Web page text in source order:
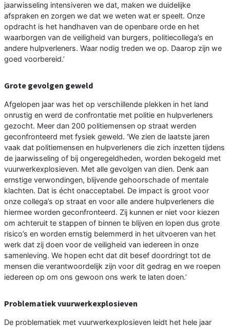
jaarwisseling intensiveren we dat, maken we duidelijke
afspraken en zorgen we dat we weten wat er speelt. Onze
opdracht is het handhaven van de openbare orde en het
waarborgen van de veiligheid van burgers, politiecollega’s en
andere hulpverleners. Waar nodig treden we op. Daarop zijn we
goed voorbereid.’
Grote gevolgen geweld
Afgelopen jaar was het op verschillende plekken in het land
onrustig en werd de confrontatie met politie en hulpverleners
gezocht. Meer dan 200 politiemensen op straat werden
geconfronteerd met fysiek geweld. ‘We zien de laatste jaren
vaak dat politiemensen en hulpverleners die zich inzetten tijdens
de jaarwisseling of bij ongeregeldheden, worden bekogeld met
vuurwerkexplosieven. Met alle gevolgen van dien. Denk aan
ernstige verwondingen, blijvende gehoorschade of mentale
klachten. Dat is écht onacceptabel. De impact is groot voor
onze collega’s op straat en voor alle andere hulpverleners die
hiermee worden geconfronteerd. Zij kunnen er niet voor kiezen
om achteruit te stappen of binnen te blijven en lopen dus grote
risico’s en worden ernstig belemmerd in het uitvoeren van het
werk dat zij doen voor de veiligheid van iedereen in onze
samenleving. We hopen echt dat dit besef doordringt tot de
mensen die verantwoordelijk zijn voor dit gedrag en we roepen
iedereen op om ons gewoon ons werk te laten doen.’
Problematiek vuurwerkexplosieven
De problematiek met vuurwerkexplosieven leidt het hele jaar